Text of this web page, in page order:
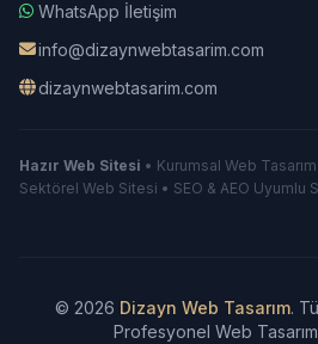
WhatsApp İletişim
info@dizaynwebtasarim.com
dizaynwebtasarim.com
Hazır Web Sitesi • Kurumsal Web
Sektörel Web Sitesi • SEO & AEO Uyumlu
© 2026 Dizayn Web Tasarım.
Profesyonel Web Tasarım